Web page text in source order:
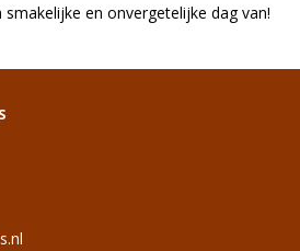
en onvergetelijke dag van!